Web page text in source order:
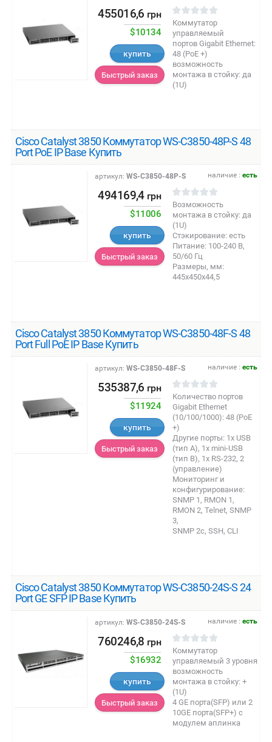
455016,6 грн
$10134
купить
Быстрый заказ
Коммутатор
управляемый
портов Gigabit Ethernet:
48 (PoE +)
возможность
монтажа в стойку: да
(1U)
Cisco Catalyst 3850 Коммутатор WS-C3850-48P-S 48
Port PoE IP Base Купить
наличие :есть
артикул: WS-C3850-48P-S
494169,4 грн
$11006
купить
Быстрый заказ
Возможность
монтажа в стойку: да
(1U)
Стэкирование: есть
Питание: 100-240 В,
50/60 Гц
Размеры, мм:
445x450x44,5
Cisco Catalyst 3850 Коммутатор WS-C3850-48F-S 48
Port Full PoE IP Base Купить
наличие :есть
артикул: WS-C3850-48F-S
535387,6 грн
$11924
купить
Быстрый заказ
Количество портов
Gigabit Ethernet
(10/100/1000): 48 (PoE
+)
Другие порты: 1х USB
(тип A), 1х mini-USB
(тип B), 1x RS-232, 2
(управление)
Мониторинг и
конфигурирование:
SNMP 1, RMON 1,
RMON 2, Telnet, SNMP
3,
SNMP 2c, SSH, CLI
Cisco Catalyst 3850 Коммутатор WS-C3850-24S-S 24
Port GE SFP IP Base Купить
наличие :есть
артикул: WS-C3850-24S-S
760246,8 грн
$16932
купить
Быстрый заказ
Коммутатор
управляемый 3 уровня
возможность
монтажа в стойку: +
(1U)
4 GE порта(SFP) или 2
10GE порта(SFP+) с
модулем аплинка